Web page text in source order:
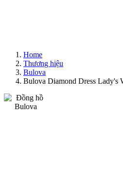
Home
Thương hiệu
Bulova
Bulova Diamond Dress Lady's